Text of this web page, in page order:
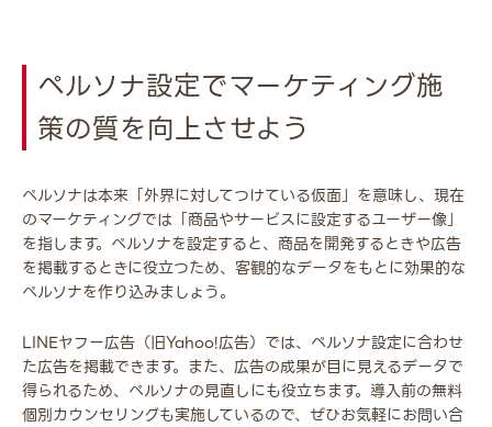
ペルソナ設定でマーケティング施
策の質を向上させよう
ペルソナは本来「外界に対してつけている仮面」を意味し、現在
のマーケティングでは「商品やサービスに設定するユーザー像」
を指します。ペルソナを設定すると、商品を開発するときや広告
を掲載するときに役立つため、客観的なデータをもとに効果的な
ペルソナを作り込みましょう。
LINEヤフー広告（旧Yahoo!広告）では、ペルソナ設定に合わせ
た広告を掲載できます。また、広告の成果が目に見えるデータで
得られるため、ペルソナの見直しにも役立ちます。導入前の無料
個別カウンセリングも実施しているので、ぜひお気軽にお問い合